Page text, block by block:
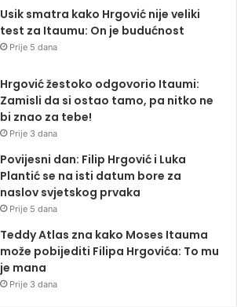
Usik smatra kako Hrgović nije veliki
test za Itaumu: On je budućnost
Prije 5 dana
Hrgović žestoko odgovorio Itaumi:
Zamisli da si ostao tamo, pa nitko ne
bi znao za tebe!
Prije 3 dana
Povijesni dan: Filip Hrgović i Luka
Plantić se na isti datum bore za
naslov svjetskog prvaka
Prije 5 dana
Teddy Atlas zna kako Moses Itauma
može pobijediti Filipa Hrgovića: To mu
je mana
Prije 3 dana